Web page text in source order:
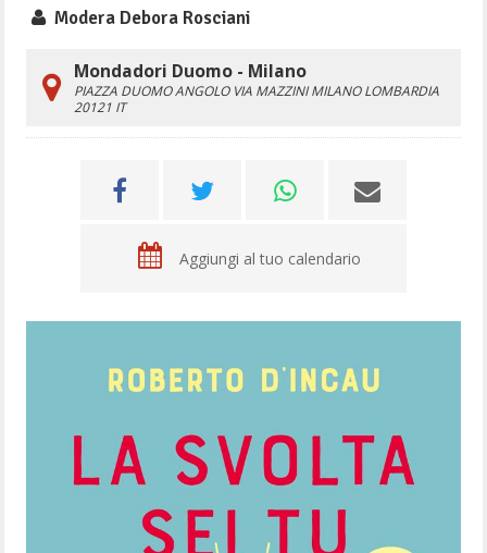
Modera Debora Rosciani
Mondadori Duomo - Milano
PIAZZA DUOMO ANGOLO VIA MAZZINIMILANO LOMBARDIA
20121 IT
Aggiungi al tuo calendario